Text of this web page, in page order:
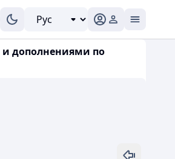
и дополнениями по